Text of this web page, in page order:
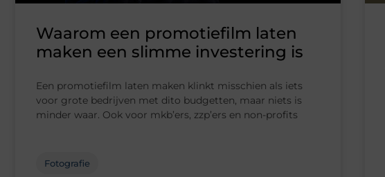
Waarom een promotiefilm laten
maken een slimme investering is
Een promotiefilm laten maken klinkt misschien als iets
voor grote bedrijven met dito budgetten, maar niets is
minder waar. Ook voor mkb’ers, zzp’ers en non-profits
Fotografie